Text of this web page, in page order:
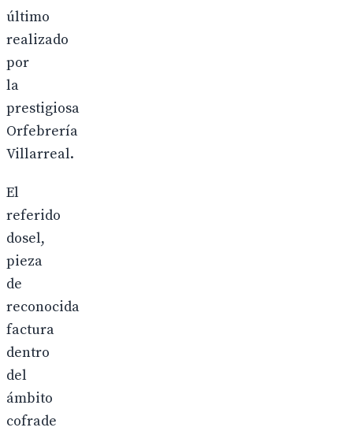
último
realizado
por
la
prestigiosa
Orfebrería
Villarreal.
El
referido
dosel,
pieza
de
reconocida
factura
dentro
del
ámbito
cofrade